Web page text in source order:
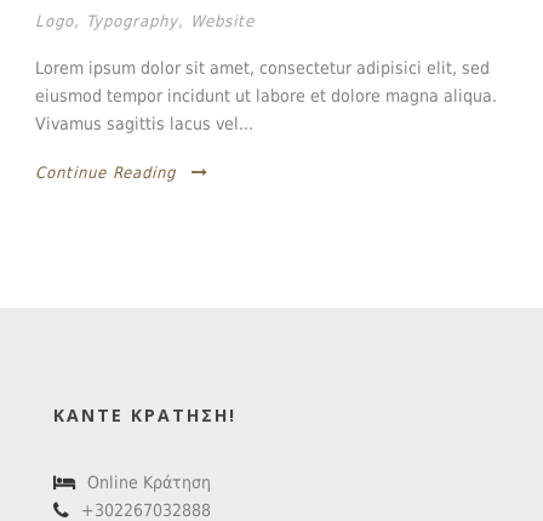
Logo, Typography, Website
Lorem ipsum dolor sit amet, consectetur adipisici elit, sed
eiusmod tempor incidunt ut labore et dolore magna aliqua.
Vivamus sagittis lacus vel...
Continue Reading
ΚΆΝΤΕ ΚΡΆΤΗΣΗ!
Online Κράτηση
+302267032888